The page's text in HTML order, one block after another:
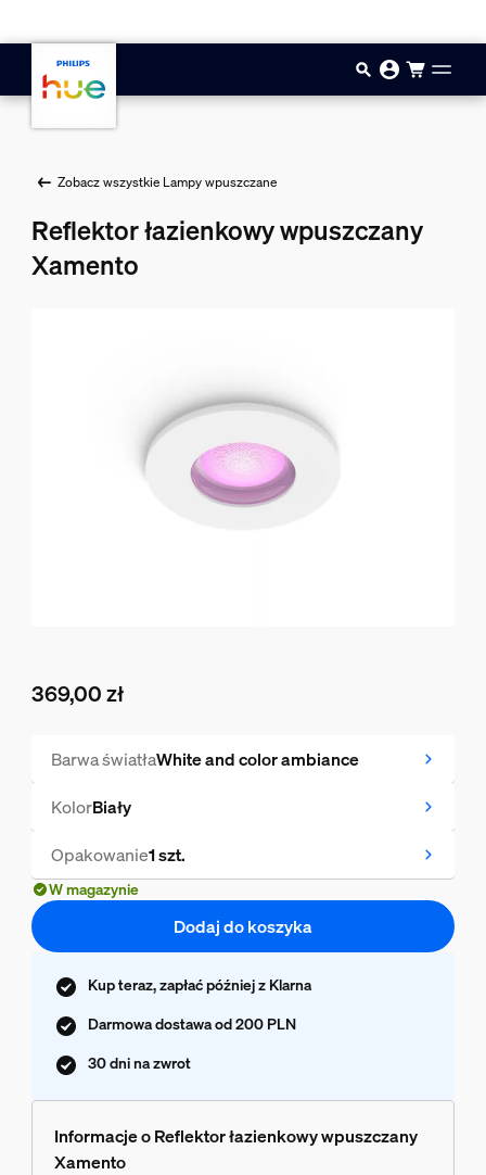
Zobacz wszystkie Lampy wpuszczane
Reflektor łazienkowy wpuszczany
Xamento
369,00 zł
Barwa światłaWhite and color ambiance
KolorBiały
Opakowanie1 szt.
W magazynie
Dodaj do koszyka
Kup teraz, zapłać później z Klarna
Darmowa dostawa od 200 PLN
30 dni na zwrot
Informacje o Reflektor łazienkowy wpuszczany
Xamento